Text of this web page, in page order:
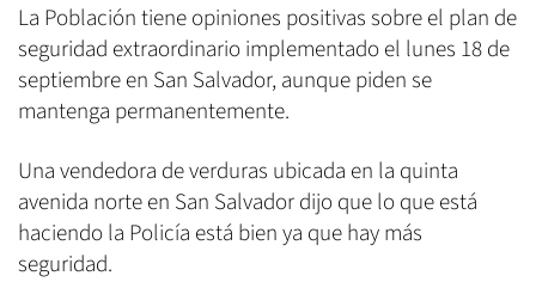
La Población tiene opiniones positivas sobre el plan de
seguridad extraordinario implementado el lunes 18 de
septiembre en San Salvador, aunque piden se
mantenga permanentemente.
Una vendedora de verduras ubicada en la quinta
avenida norte en San Salvador dijo que lo que está
haciendo la Policía está bien ya que hay más
seguridad.